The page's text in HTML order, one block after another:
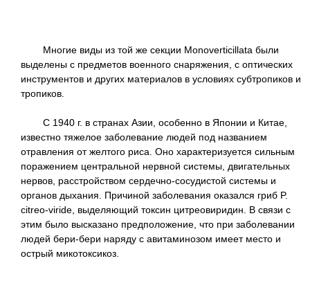
Многие виды из той же секции Monoverticillata были
выделены с предметов военного снаряжения, с оптических
инструментов и других материалов в условиях субтропиков и
тропиков.
С 1940 г. в странах Азии, особенно в Японии и Китае,
известно тяжелое заболевание людей под названием
отравления от желтого риса. Оно характеризуется сильным
поражением центральной нервной системы, двигательных
нервов, расстройством сердечно-сосудистой системы и
органов дыхания. Причиной заболевания оказался гриб P.
citreo-viride, выделяющий токсин цитреовиридин. В связи с
этим было высказано предположение, что при заболевании
людей бери-бери наряду с авитаминозом имеет место и
острый микотоксикоз.